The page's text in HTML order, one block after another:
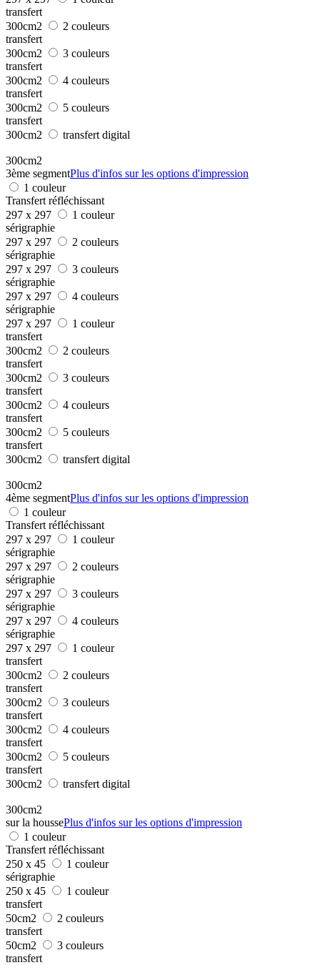
transfert
300cm2
2 couleurs
transfert
300cm2
3 couleurs
transfert
300cm2
4 couleurs
transfert
300cm2
5 couleurs
transfert
300cm2
transfert digital
300cm2
3ème segmentPlus d'infos sur les options d'impression
1 couleur
Transfert réfléchissant
297 x 297
1 couleur
sérigraphie
297 x 297
2 couleurs
sérigraphie
297 x 297
3 couleurs
sérigraphie
297 x 297
4 couleurs
sérigraphie
297 x 297
1 couleur
transfert
300cm2
2 couleurs
transfert
300cm2
3 couleurs
transfert
300cm2
4 couleurs
transfert
300cm2
5 couleurs
transfert
300cm2
transfert digital
300cm2
4ème segmentPlus d'infos sur les options d'impression
1 couleur
Transfert réfléchissant
297 x 297
1 couleur
sérigraphie
297 x 297
2 couleurs
sérigraphie
297 x 297
3 couleurs
sérigraphie
297 x 297
4 couleurs
sérigraphie
297 x 297
1 couleur
transfert
300cm2
2 couleurs
transfert
300cm2
3 couleurs
transfert
300cm2
4 couleurs
transfert
300cm2
5 couleurs
transfert
300cm2
transfert digital
300cm2
sur la houssePlus d'infos sur les options d'impression
1 couleur
Transfert réfléchissant
250 x 45
1 couleur
sérigraphie
250 x 45
1 couleur
transfert
50cm2
2 couleurs
transfert
50cm2
3 couleurs
transfert